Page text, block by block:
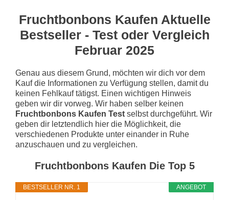
Fruchtbonbons Kaufen Aktuelle
Bestseller - Test oder Vergleich
Februar 2025
Genau aus diesem Grund, möchten wir dich vor dem
Kauf die Informationen zu Verfügung stellen, damit du
keinen Fehlkauf tätigst. Einen wichtigen Hinweis
geben wir dir vorweg. Wir haben selber keinen
Fruchtbonbons Kaufen Test selbst durchgeführt. Wir
geben dir letztendlich hier die Möglichkeit, die
verschiedenen Produkte unter einander in Ruhe
anzuschauen und zu vergleichen.
Fruchtbonbons Kaufen Die Top 5
ANGEBOT
BESTSELLER NR. 1